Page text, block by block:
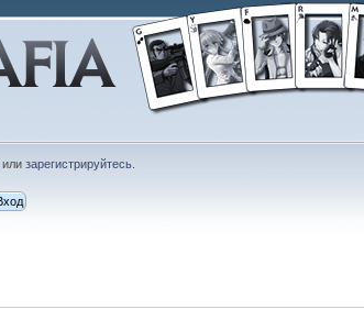
илизарегистрируйтесь